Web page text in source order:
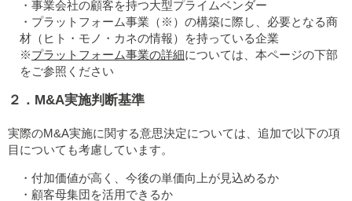
事業会社の顧客を持つ大型プライムベンダー
プラットフォーム事業（※）の構築に際し、必要となる商
材（ヒト・モノ・カネの情報）を持っている企業
※プラットフォーム事業の詳細については、本ページの下部
をご参照ください
２．M&A実施判断基準
実際のM&A実施に関する意思決定については、追加で以下の項
目についても考慮しています。
付加価値が高く、今後の単価向上が見込めるか
顧客母集団を活用できるか